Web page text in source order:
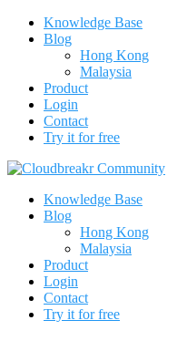
Knowledge Base
Blog
Hong Kong
Malaysia
Product
Login
Contact
Try it for free
Knowledge Base
Blog
Hong Kong
Malaysia
Product
Login
Contact
Try it for free